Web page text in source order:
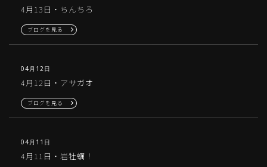
4月13日・ちんちろ
ブログを見る
4月12日・アサガオ
04月12日
ブログを見る
4月11日・岩牡蠣！
04月11日